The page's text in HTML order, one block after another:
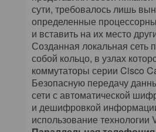
сути, требовалось лишь
определенные
и вставить на их место
Созданная локальная сеть
собой кольцо, в узлах
коммутаторы серии Cisco
Безопасную передачу
сети с автоматической
и дешифровкой
использование технологии